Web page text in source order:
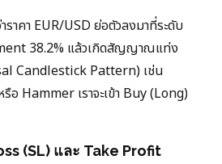
าราคา EUR/USD ย่อตัวลงมาที่ระดับ
38.2% แล้วเกิดสัญญาณแท่ง
Candlestick Pattern) เช่น
Hammer เราจะเข้า Buy (Long)
(SL) และ Take Profit